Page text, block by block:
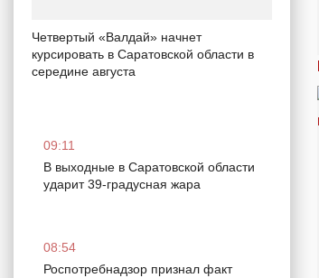
Четвертый «Валдай» начнет
курсировать в Саратовской области в
середине августа
09:11
В выходные в Саратовской области
ударит 39-градусная жара
08:54
Роспотребнадзор признал факт